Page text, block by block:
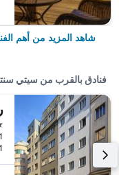
شاهد المزيد من أهم
فنادق بالقرب من سيتي
3 نجوم
0.1